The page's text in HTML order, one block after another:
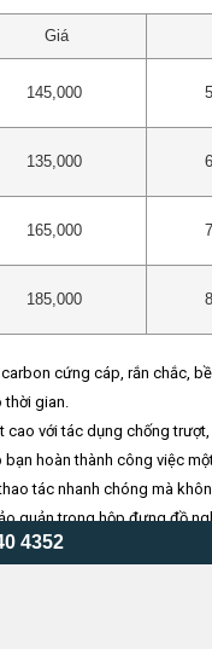
Giá
145,000
135,000
165,000
185,000
cứng cáp, rắn chắc,
thời gian.
với tác dụng chống
hoàn thành công việc
tác nhanh chóng mà
quản trong hộp đựng đồ
ngành công nghiệp, xây
4352